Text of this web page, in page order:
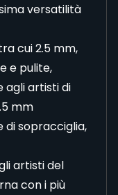
versatilità
cui 2.5 mm,
e pulite,
agli artisti di
mm
sopracciglia,
artisti del
con i più